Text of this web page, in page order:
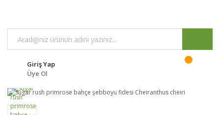
Giriş Yap
Üye Ol